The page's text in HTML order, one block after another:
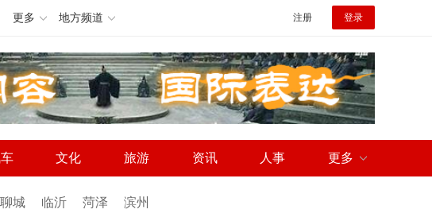
更多 地方频道 注册 登录
文化 旅游 资讯 人事 更多
聊城 临沂 菏泽 滨州